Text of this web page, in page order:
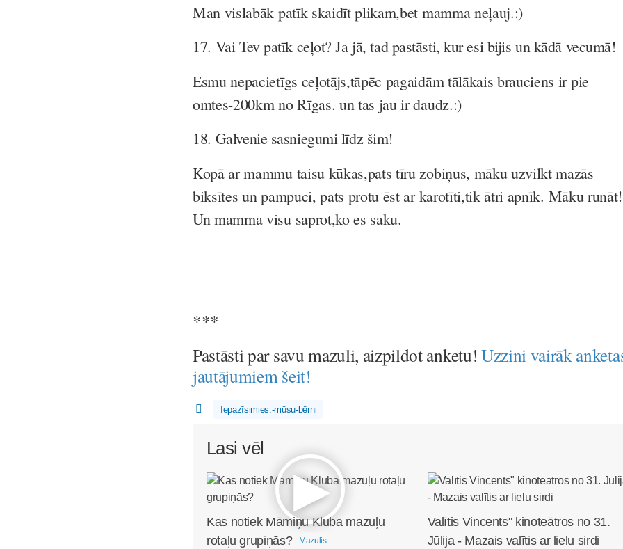
Man vislabāk patīk skaidīt plikam,bet mamma neļauj.:)
17. Vai Tev patīk ceļot? Ja jā, tad pastāsti, kur esi bijis un kādā vecumā!
Esmu nepacietīgs ceļotājs,tāpēc pagaidām tālākais brauciens ir pie
omtes-200km no Rīgas. un tas jau ir daudz.:)
18. Galvenie sasniegumi līdz šim!
Kopā ar mammu taisu kūkas,pats tīru zobiņus, māku uzvilkt mazās
biksītes un pampuci, pats protu ēst ar karotīti,tik ātri apnīk. Māku runāt!
Un mamma visu saprot,ko es saku.
***
Pastāsti par savu mazuli, aizpildot anketu! Uzzini vairāk
jautājumiem šeit!
Iepazīsimies:-mūsu-bērni
Lasi vēl
Kas notiek Māmiņu Kluba mazuļu
rotaļu grupiņās?
Mazulis
Valītis Vincents" kinoteātros no 31.
Jūlija - Mazais valītis ar lielu sirdi